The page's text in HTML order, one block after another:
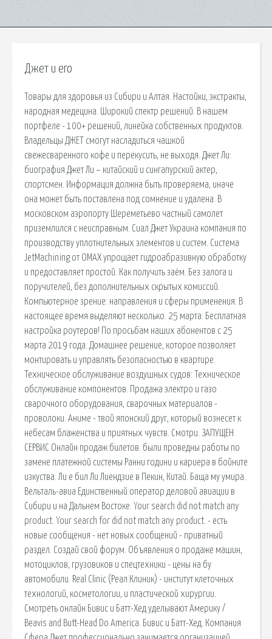
Джет и его
Товары для здоровья из Сибири и Алтая. Настойки, экстракты,
народная медецина. Широкий спектр решений. В нашем
портфеле - 100+ решений, линейка собственных продуктов.
Владельцы ДЖЕТ смогут насладиться чашкой
свежесваренного кофе и перекусить, не выходя. Джет Ли:
биография Джет Ли – китайский и сингапурский актер,
спортсмен. Информация должна быть проверяема, иначе
она может быть поставлена под сомнение и удалена. В
московском аэропорту Шереметьево частный самолет
приземлился с неисправным. Сиал Джет Украина компания по
производству уплотнительных элементов и систем. Система
JetMachining от OMAX упрощает гидроабразивную обработку
и предоставляет простой. Как получить заём. Без залога и
поручителей, без дополнительных скрытых комиссий.
Компьютерное зрение: направления и сферы применения. В
настоящее время выделяют несколько. 25 марта: Бесплатная
настройка роутеров! По просьбам наших абонентов с 25
марта 2019 года. Домашнее решение, которое позволяет
монтировать и управлять безопасностью в квартире.
Техническое обслуживание воздушных судов: Техническое
обслуживание компонентов. Продажа электро и газо
сварочного оборудования, сварочных материалов -
проволоки. Аниме - твой японский друг, который вознесет к
небесам блаженства и приятных чувств. Смотри. ЗАПУЩЕН
СЕРВИС Онлайн продаж билетов. были проведны работы по
замене платежной системы Ранни години и кариера в бойните
изкуства. Ли е бил Ли Лиендзие в Пекин, Китай. Баща му умира.
Вельталь-авиа Единственный оператор деловой авиации в
Сибири и на Дальнем Востоке. Your search did not match any
product. Your search for did not match any product. - есть
новые сообщения - нет новых сообщений - приватный
раздел. Создай свой форум. Объявления о продаже машин,
мотоциклов, грузовиков и спецтехники - цены на бу
автомобили. Real Clinic (Реал Клиник) - институт клеточных
технологий, косметологии, и пластической хирургии.
Смотреть онлайн Бивис и Батт-Хед уделывают Америку /
Beavis and Butt-Head Do America. Бивис и Батт-Хед. Компания